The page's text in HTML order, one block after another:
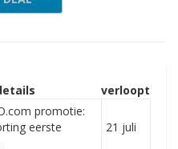
verloopt
promotie:
eerste
21 juli